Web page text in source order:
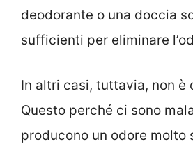
deodorante o una doccia
sufficienti per eliminare
In altri casi, tuttavia, non è
Questo perché ci sono
producono un odore molto